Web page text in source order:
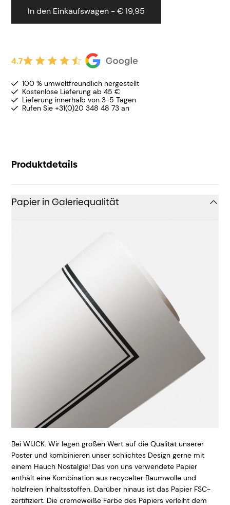
In den Einkaufswagen - € 19,95
4.7
100 % umweltfreundlich hergestellt
Kostenlose Lieferung ab 45 €
Lieferung innerhalb von 3-5 Tagen
Rufen Sie +31(0)20 348 48 73 an
Produktdetails
Papier in Galeriequalität
Bei WIJCK. Wir legen großen Wert auf die Qualität unserer
Poster und kombinieren unser schlichtes Design gerne mit
einem Hauch Nostalgie! Das von uns verwendete Papier
enthält eine Kombination aus recycelter Baumwolle und
holzfreien Inhaltsstoffen. Darüber hinaus ist das Papier FSC-
zertifiziert. Die cremeweiße Farbe des Papiers verleiht dem